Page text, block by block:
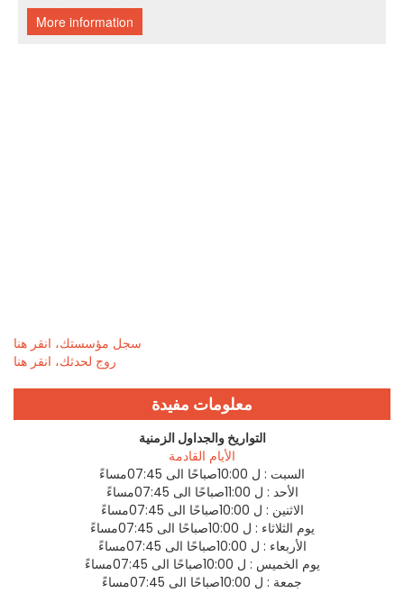
سجل مؤسستك، انقر هنا
روج لحدثك، انقر هنا
معلومات مفيدة
التواريخ والجداول الزمنية
الأيام القادمة
السبت : ل 10:00صباحًا الى 07:45مساءً
الأحد : ل 11:00صباحًا الى 07:45مساءً
الاثنين : ل 10:00صباحًا الى 07:45مساءً
يوم الثلاثاء : ل 10:00صباحًا الى 07:45مساءً
الأربعاء : ل 10:00صباحًا الى 07:45مساءً
يوم الخميس : ل 10:00صباحًا الى 07:45مساءً
جمعة : ل 10:00صباحًا الى 07:45مساءً